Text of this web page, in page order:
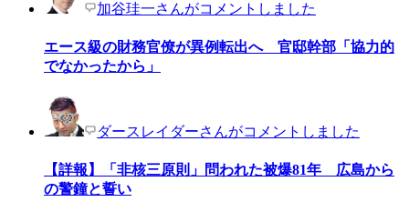
加谷珪一さんがコメントしました
エース級の財務官僚が異例転出へ 官邸幹部「協力的
でなかったから」
ダースレイダーさんがコメントしました
【詳報】「非核三原則」問われた被爆81年 広島から
の警鐘と誓い